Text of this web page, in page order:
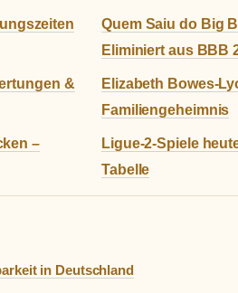
Quem Saiu do Big
Eliminiert aus BBB
&
Elizabeth Bowes-
Familiengeheimnis
–
Ligue-2-Spiele
Tabelle
in Deutschland